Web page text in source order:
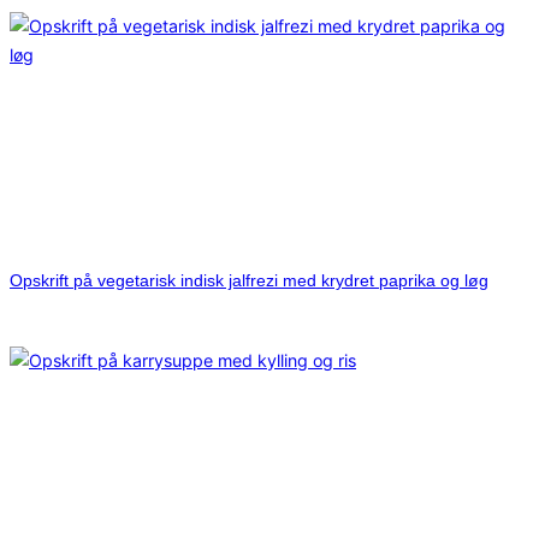
Opskrift på vegetarisk indisk jalfrezi med krydret paprika og løg